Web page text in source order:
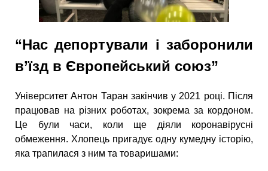
“Нас депортували і заборонили
в’їзд в Європейський союз”
Університет Антон Таран закінчив у 2021 році. Після
працював на різних роботах, зокрема за кордоном.
Це були часи, коли ще діяли коронавірусні
обмеження. Хлопець пригадує одну кумедну історію,
яка трапилася з ним та товаришами: